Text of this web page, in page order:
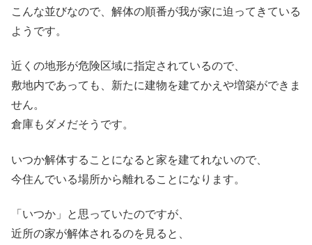
こんな並びなので、解体の順番が我が家に迫ってきている
ようです。
近くの地形が危険区域に指定されているので、
敷地内であっても、新たに建物を建てかえや増築ができま
せん。
倉庫もダメだそうです。
いつか解体することになると家を建てれないので、
今住んでいる場所から離れることになります。
「いつか」と思っていたのですが、
近所の家が解体されるのを見ると、